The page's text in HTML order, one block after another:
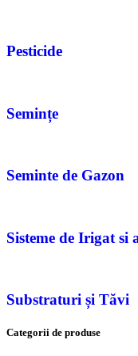
Pesticide
Semințe
Seminte de Gazon
Sisteme de Irigat si
Substraturi și Tăvi
Categorii de produse